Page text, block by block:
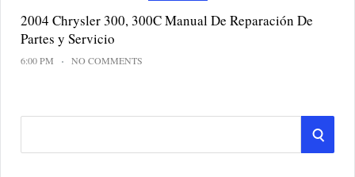
2004 Chrysler 300, 300C Manual De Reparación De
Partes y Servicio
6:00 PM NO COMMENTS
S